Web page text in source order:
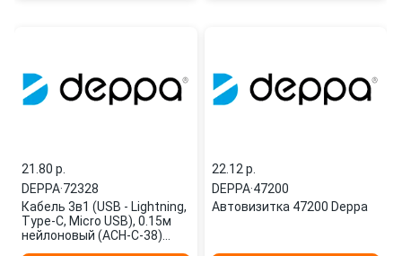
21.80 p.
DEPPA·72328
Кабель 3в1 (USB - Lightning,
Type-C, Micro USB), 0.15м
нейлоновый (ACH-C-38)
22.12 p.
DEPPA·47200
Автовизитка 47200 Deppa